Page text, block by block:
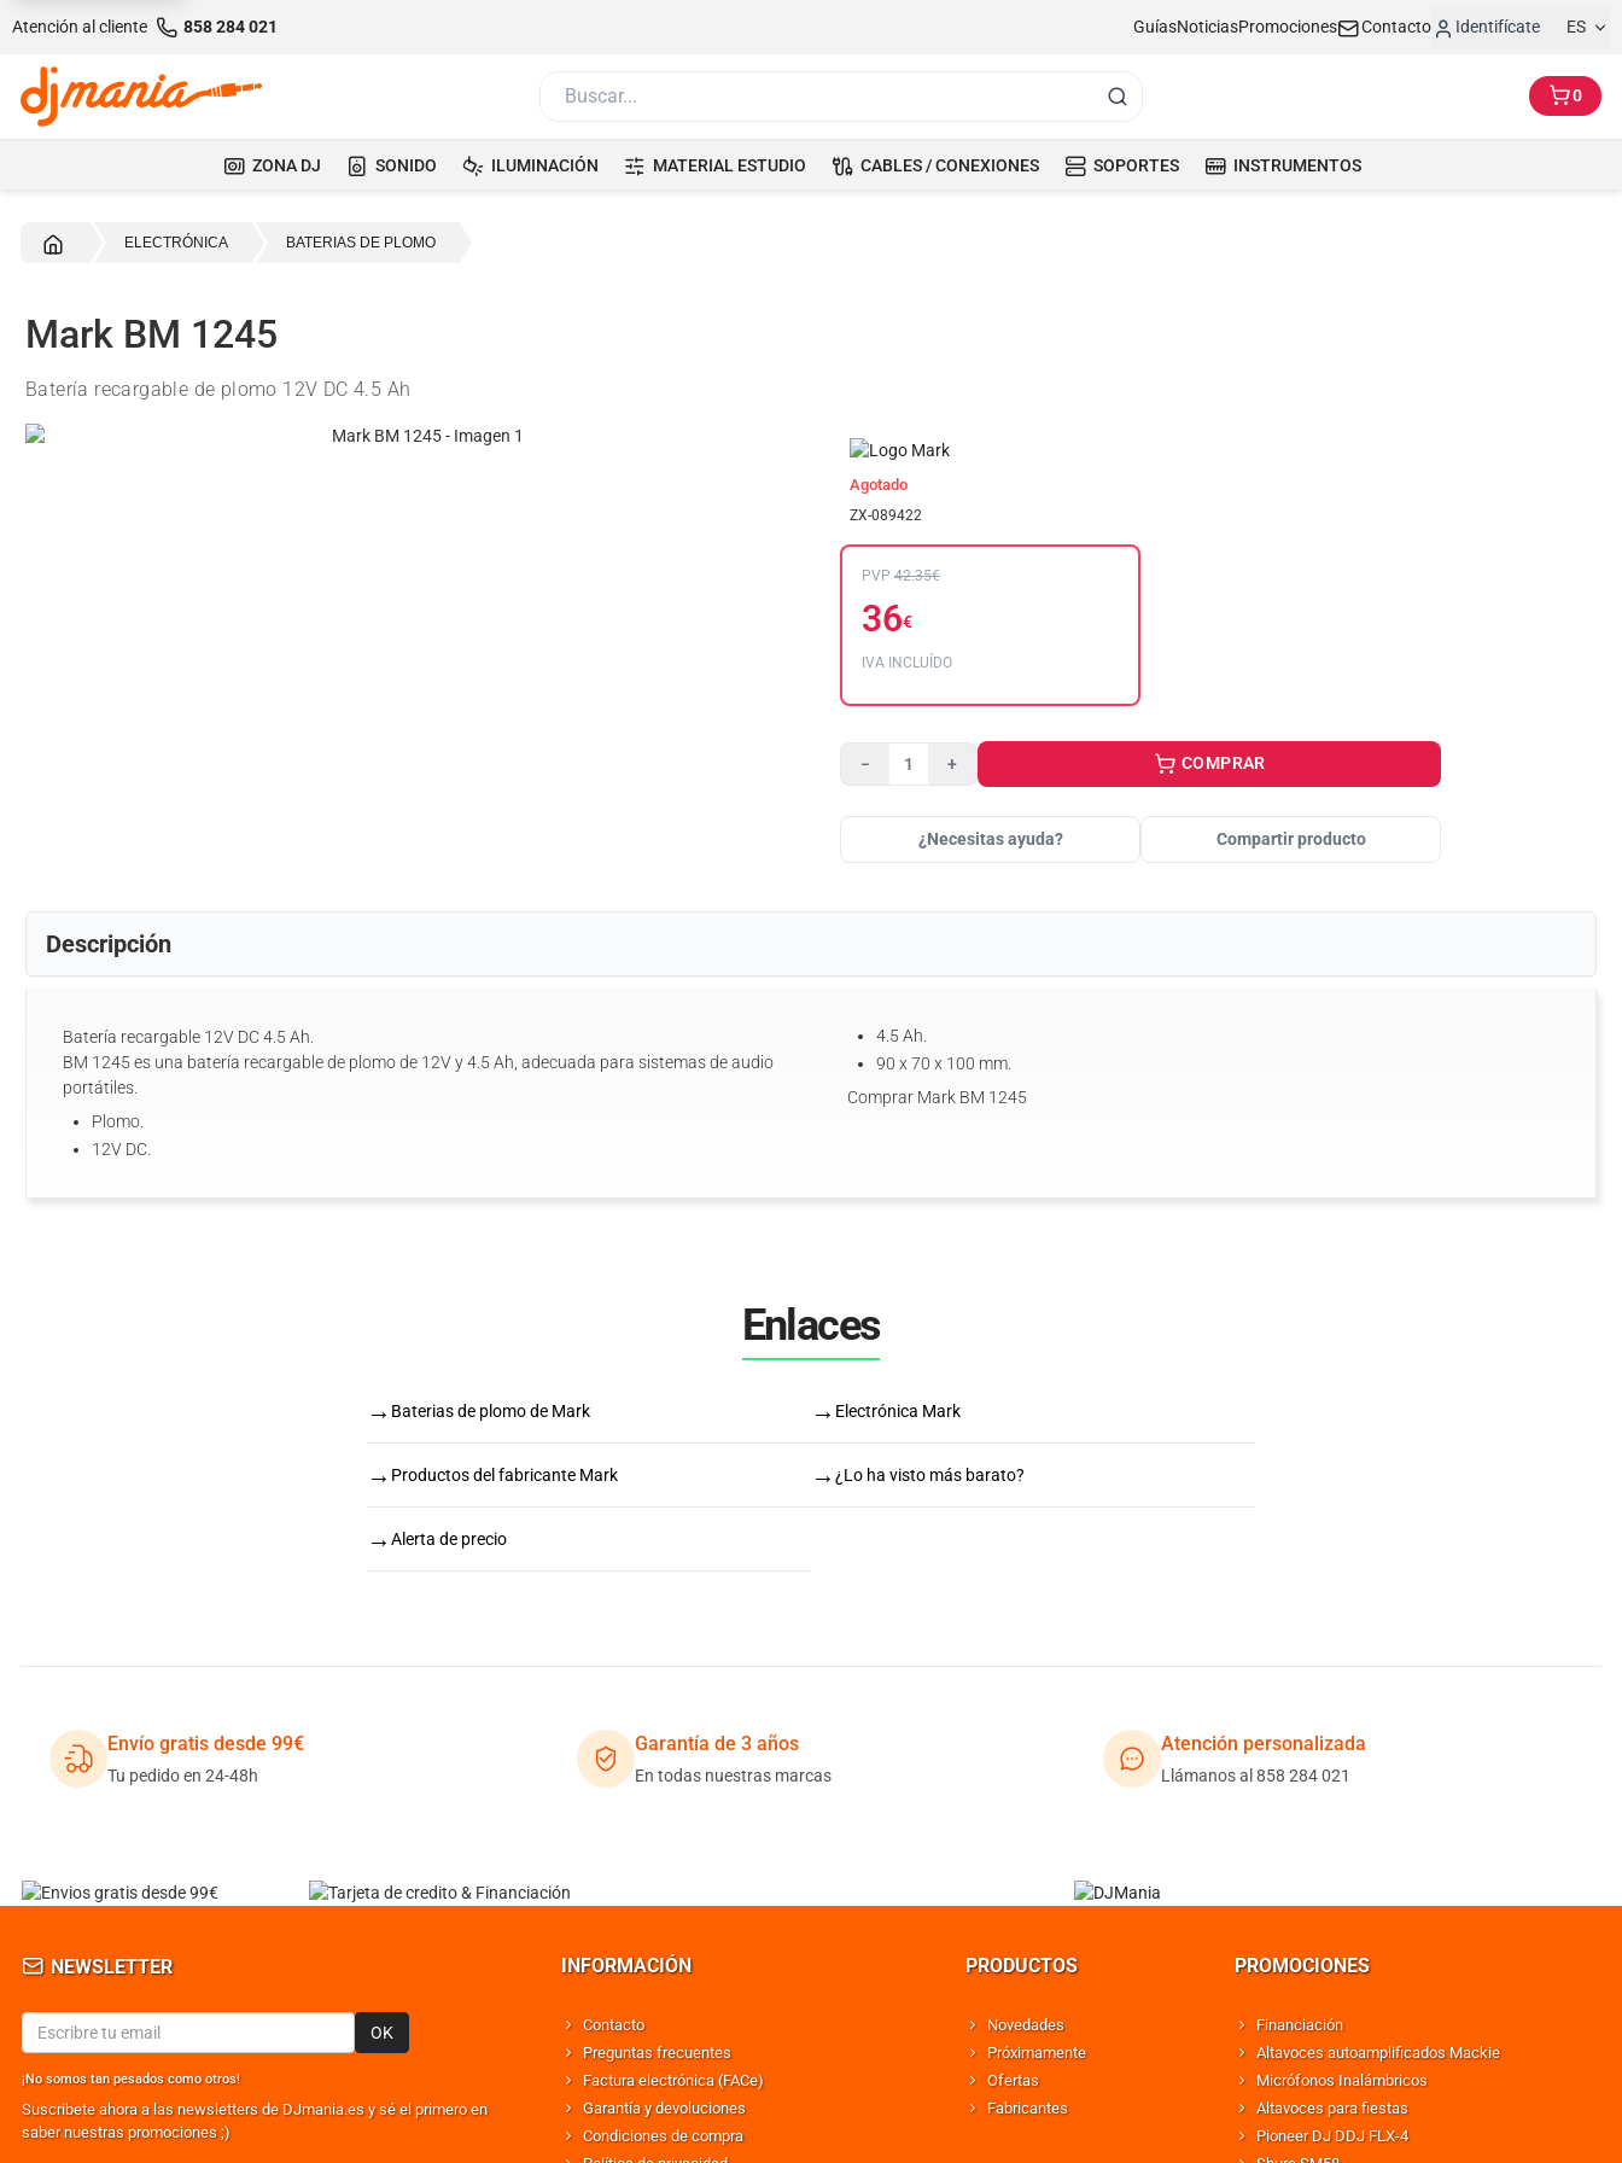
Atención al cliente 858 284 021 GuíasNoticiasPromociones Contacto Identifícate ES
0
ZONA DJ SONIDO ILUMINACIÓN MATERIAL ESTUDIO CABLES / CONEXIONES SOPORTES INSTRUMENTOS
ELECTRÓNICA BATERIAS DE PLOMO
Mark BM 1245
Batería recargable de plomo 12V DC 4.5 Ah
Agotado
ZX-089422
PVP 42.35€
36€
IVA INCLUÍDO
− + COMPRAR
¿Necesitas ayuda? Compartir producto
Descripción
Batería recargable 12V DC 4.5 Ah.
BM 1245 es una batería recargable de plomo de 12V y 4.5 Ah, adecuada para sistemas de audio
portátiles.
Plomo.
12V DC.
4.5 Ah.
90 x 70 x 100 mm.
Comprar Mark BM 1245
Enlaces
→ Baterias de plomo de Mark → Electrónica Mark
→ Productos del fabricante Mark → ¿Lo ha visto más barato?
→ Alerta de precio
Envío gratis desde 99€
Tu pedido en 24-48h
Garantía de 3 años
En todas nuestras marcas
Atención personalizada
Llámanos al 858 284 021
NEWSLETTER
OK
¡No somos tan pesados como otros!
Suscribete ahora a las newsletters de DJmania.es y sé el primero en
saber nuestras promociones ;)
INFORMACIÓN
Contacto
Preguntas frecuentes
Factura electrónica (FACe)
Garantía y devoluciones
Condiciones de compra
PRODUCTOS
Novedades
Próximamente
Ofertas
Fabricantes
PROMOCIONES
Financiación
Altavoces autoamplificados Mackie
Micrófonos Inalámbricos
Altavoces para fiestas
Pioneer DJ DDJ FLX-4